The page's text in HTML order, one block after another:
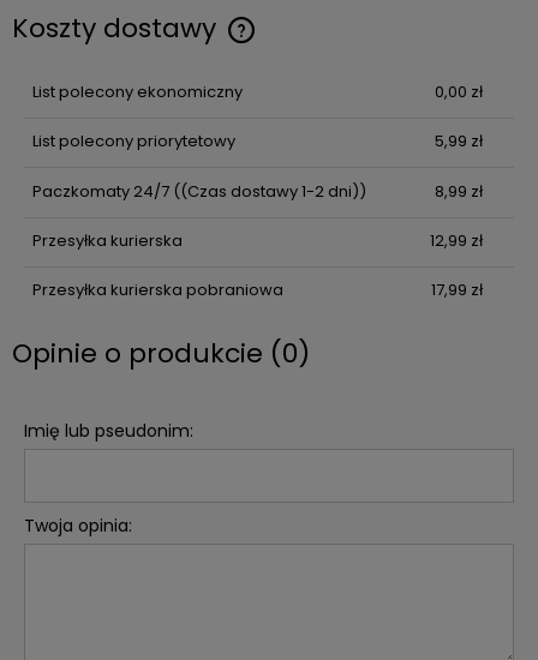
Koszty dostawy
List polecony ekonomiczny
0,00 zł
List polecony priorytetowy 5,99 zł
Paczkomaty 24/7((Czas dostawy 1-2 dni)) 8,99 zł
Przesyłka kurierska 12,99 zł
Przesyłka kurierska pobraniowa 17,99 zł
Opinie o produkcie (0)
Imię lub pseudonim:
Twoja opinia: